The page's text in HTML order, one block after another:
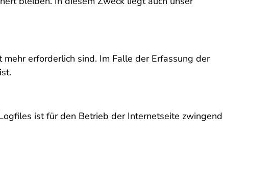
erforderlich sind. Im Falle der Erfassung der
ist für den Betrieb der Internetseite zwingend